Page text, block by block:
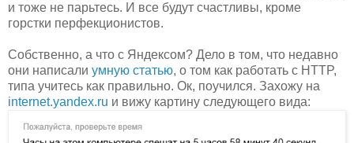
и тоже не парьтесь. И все будут счастливы, кроме
горстки перфекционистов.
Собственно, а что с Яндексом? Дело в том, что недавно
они написали умную статью, о том как работать с HTTP,
типа учитесь как правильно. Ок, поучился. Захожу на
internet.yandex.ru и вижу картину следующего вида: